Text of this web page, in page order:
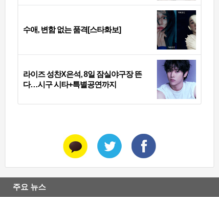
수애, 변함 없는 품격[스타화보]
라이즈 성찬X은석, 8일 잠실야구장 뜬
다…시구 시타+특별공연까지
주요 뉴스